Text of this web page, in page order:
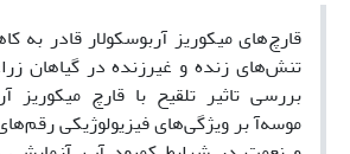
قارچ‌های میکوریز آربوسکولار قادر به
تنش‌های زنده و غیرزنده در گیاهان
بررسی تاثیر تلقیح با قارچ میکوریز
موسه‌آ بر ویژگی‌های فیزیولوژیکی